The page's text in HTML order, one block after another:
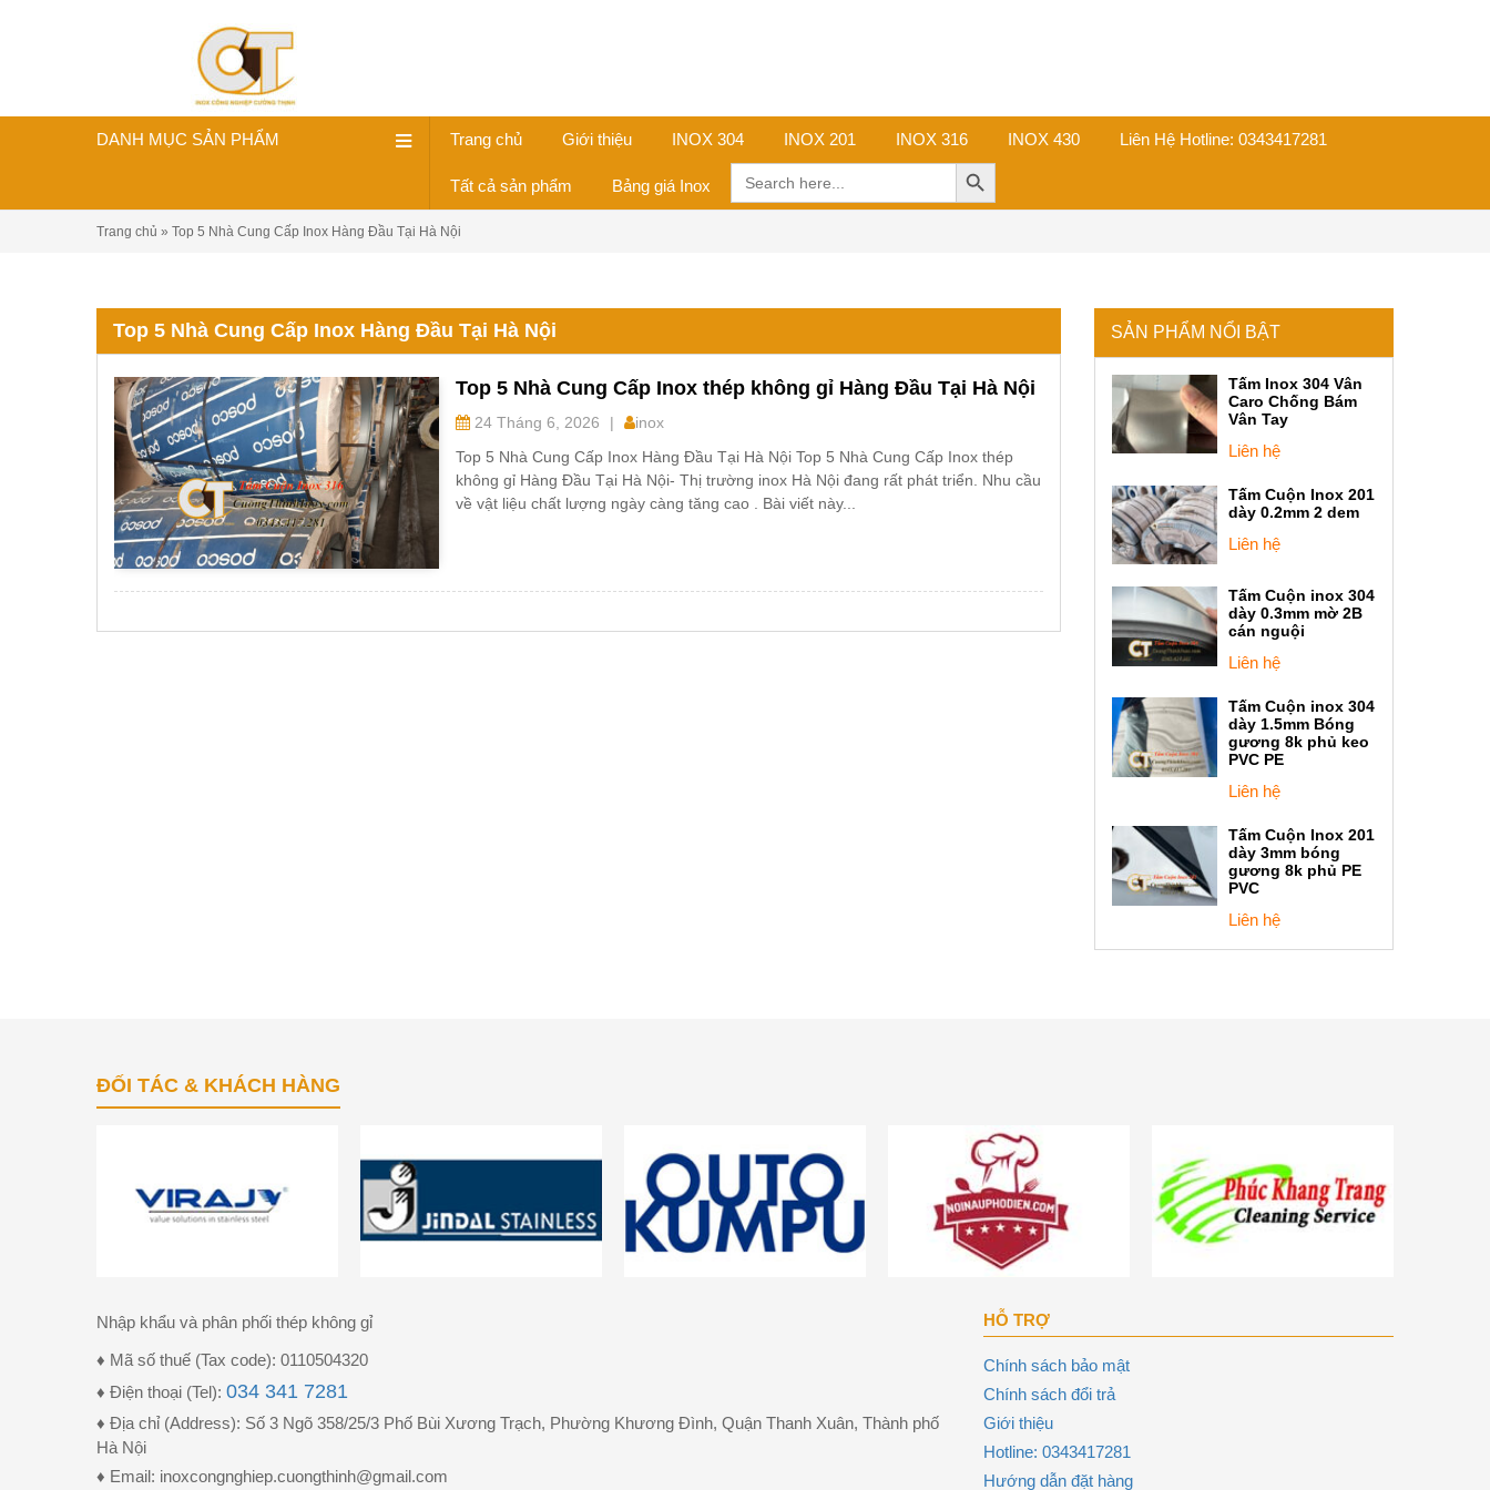
DANH MỤC SẢN PHẨM Trang chủ Giới thiệu INOX 304 INOX 201 INOX 316 INOX 430 Liên Hệ Hotline: 0343417281
Tất cả sản phẩm Bảng giá Inox
Search
for:
Search Button
Trang chủ » Top 5 Nhà Cung Cấp Inox Hàng Đầu Tại Hà Nội
Top 5 Nhà Cung Cấp Inox Hàng Đầu Tại Hà Nội
Top 5 Nhà Cung Cấp Inox thép không gỉ Hàng Đầu Tại Hà Nội
24 Tháng 6, 2026 |
inox
Top 5 Nhà Cung Cấp Inox Hàng Đầu Tại Hà Nội Top 5 Nhà Cung Cấp Inox thép
không gỉ Hàng Đầu Tại Hà Nội- Thị trường inox Hà Nội đang rất phát triển. Nhu cầu
về vật liệu chất lượng ngày càng tăng cao . Bài viết này...
SẢN PHẨM NỔI BẬT
Tấm Inox 304 Vân
Caro Chống Bám
Vân Tay
Liên hệ
Tấm Cuộn Inox 201
dày 0.2mm 2 dem
Liên hệ
Tấm Cuộn inox 304
dày 0.3mm mờ 2B
cán nguội
Liên hệ
Tấm Cuộn inox 304
dày 1.5mm Bóng
gương 8k phủ keo
PVC PE
Liên hệ
Tấm Cuộn Inox 201
dày 3mm bóng
gương 8k phủ PE
PVC
Liên hệ
ĐỐI TÁC & KHÁCH HÀNG
Nhập khẩu và phân phối thép không gỉ
♦ Mã số thuế (Tax code): 0110504320
♦ Điện thoại (Tel): 034 341 7281
♦ Địa chỉ (Address): Số 3 Ngõ 358/25/3 Phố Bùi Xương Trạch, Phường Khương Đình, Quận Thanh Xuân, Thành phố
Hà Nội
♦ Email: inoxcongnghiep.cuongthinh@gmail.com
HỖ TRỢ
Chính sách bảo mật
Chính sách đổi trả
Giới thiệu
Hotline: 0343417281
Hướng dẫn đặt hàng